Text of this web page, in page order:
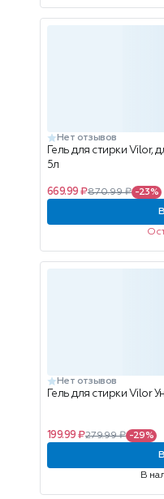
Нет отзывов
Гель для стирки Vilor,
5л
669.99 ₽870.99 ₽ -23%
Нет отзывов
Гель для стирки Vilor
199.99 ₽279.99 ₽ -29%
В